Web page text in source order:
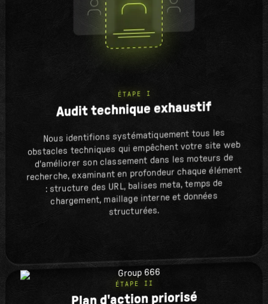
ÉTAPE I
Audit technique exhaustif
Nous identifions systématiquement tous les
obstacles techniques qui empêchent votre site web
d'améliorer son classement dans les moteurs de
recherche, examinant en profondeur chaque élément
: structure des URL, balises meta, temps de
chargement, maillage interne et données
structurées.
ÉTAPE II
Plan d'action priorisé